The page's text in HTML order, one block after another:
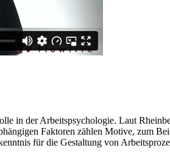
in der Arbeitspsychologie. Laut
Faktoren zählen Motive, zum
für die Gestaltung von